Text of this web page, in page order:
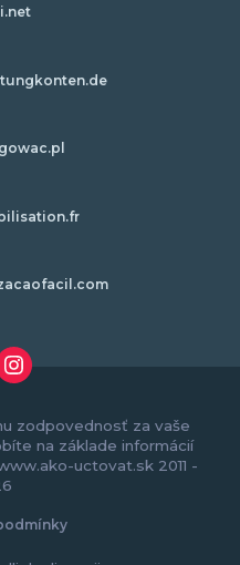
zodpovednosť za vaše
na základe informácií
uctovat.sk 2011 -